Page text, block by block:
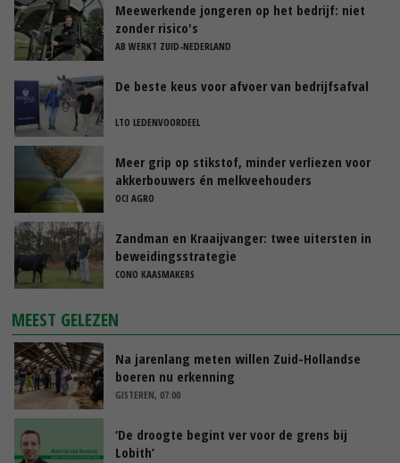
Meewerkende jongeren op het bedrijf: niet
zonder risico's
AB WERKT ZUID-NEDERLAND
De beste keus voor afvoer van bedrijfsafval
LTO LEDENVOORDEEL
Meer grip op stikstof, minder verliezen voor
akkerbouwers én melkveehouders
OCI AGRO
Zandman en Kraaijvanger: twee uitersten in
beweidingsstrategie
CONO KAASMAKERS
MEEST GELEZEN
Na jarenlang meten willen Zuid-Hollandse
boeren nu erkenning
GISTEREN, 07:00
‘De droogte begint ver voor de grens bij
Lobith’